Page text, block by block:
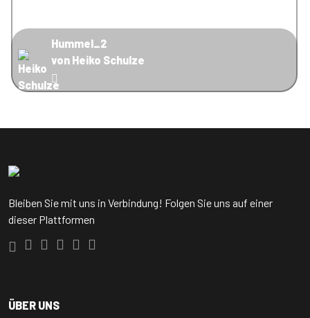
Hummel_2
von Heiko Schulze
Bleiben Sie mit uns in Verbindung! Folgen Sie uns auf einer
dieser Plattformen
ÜBER UNS